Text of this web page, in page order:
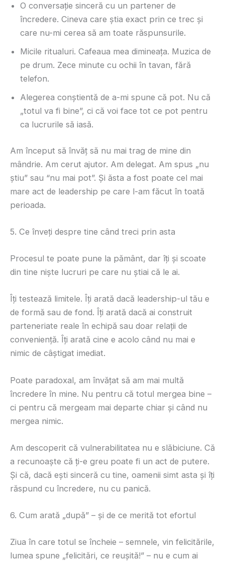
O conversație sinceră cu un partener de
încredere. Cineva care știa exact prin ce trec și
care nu-mi cerea să am toate răspunsurile.
Micile ritualuri. Cafeaua mea dimineața. Muzica de
pe drum. Zece minute cu ochii în tavan, fără
telefon.
Alegerea conștientă de a-mi spune că pot. Nu că
„totul va fi bine”, ci că voi face tot ce pot pentru
ca lucrurile să iasă.
Am început să învăț să nu mai trag de mine din
mândrie. Am cerut ajutor. Am delegat. Am spus „nu
știu” sau “nu mai pot”. Și ăsta a fost poate cel mai
mare act de leadership pe care l-am făcut în toată
perioada.
5. Ce înveți despre tine când treci prin asta
Procesul te poate pune la pământ, dar îți și scoate
din tine niște lucruri pe care nu știai că le ai.
Îți testează limitele. Îți arată dacă leadership-ul tău e
de formă sau de fond. Îți arată dacă ai construit
parteneriate reale în echipă sau doar relații de
conveniență. Îți arată cine e acolo când nu mai e
nimic de câștigat imediat.
Poate paradoxal, am învățat să am mai multă
încredere în mine. Nu pentru că totul mergea bine –
ci pentru că mergeam mai departe chiar și când nu
mergea nimic.
Am descoperit că vulnerabilitatea nu e slăbiciune. Că
a recunoaște că ți-e greu poate fi un act de putere.
Și că, dacă ești sinceră cu tine, oamenii simt asta și îți
răspund cu încredere, nu cu panică.
6. Cum arată „după” – și de ce merită tot efortul
Ziua în care totul se încheie – semnele, vin felicitările,
lumea spune „felicitări, ce reușită!” – nu e cum ai